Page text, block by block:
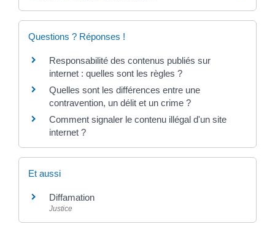
Questions ? Réponses !
Responsabilité des contenus publiés sur
internet : quelles sont les règles ?
Quelles sont les différences entre une
contravention, un délit et un crime ?
Comment signaler le contenu illégal d'un site
internet ?
Et aussi
Diffamation
Justice